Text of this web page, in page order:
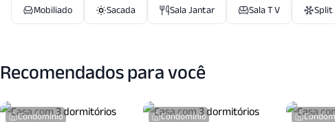
Mobiliado
Sacada Sala Jantar Sala T V Split
Recomendados para você
Condomínio Condomínio